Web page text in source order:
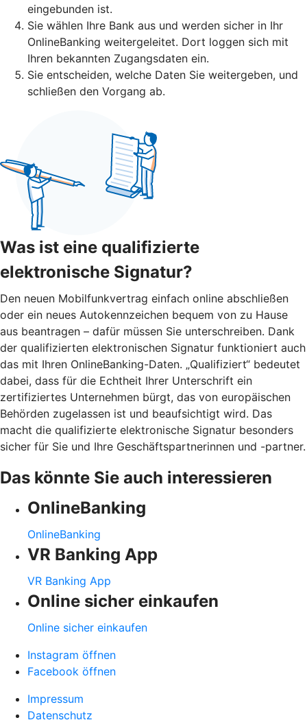
eingebunden ist.
Sie wählen Ihre Bank aus und werden sicher in Ihr
OnlineBanking weitergeleitet. Dort loggen sich mit
Ihren bekannten Zugangsdaten ein.
Sie entscheiden, welche Daten Sie weitergeben, und
schließen den Vorgang ab.
Was ist eine qualifizierte
elektronische Signatur?
Den neuen Mobilfunkvertrag einfach online abschließen
oder ein neues Autokennzeichen bequem von zu Hause
aus beantragen – dafür müssen Sie unterschreiben. Dank
der qualifizierten elektronischen Signatur funktioniert auch
das mit Ihren OnlineBanking-Daten. „Qualifiziert“ bedeutet
dabei, dass für die Echtheit Ihrer Unterschrift ein
zertifiziertes Unternehmen bürgt, das von europäischen
Behörden zugelassen ist und beaufsichtigt wird. Das
macht die qualifizierte elektronische Signatur besonders
sicher für Sie und Ihre Geschäftspartnerinnen und -partner.
Das könnte Sie auch interessieren
OnlineBanking
OnlineBanking
VR Banking App
VR Banking App
Online sicher einkaufen
Online sicher einkaufen
Instagram öffnen
Facebook öffnen
Impressum
Datenschutz